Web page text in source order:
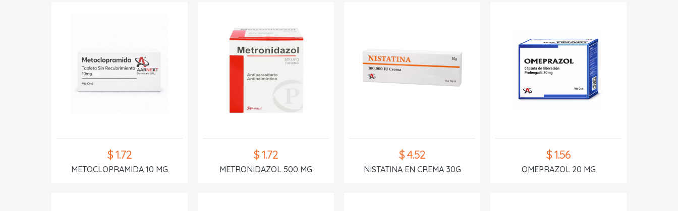
$ 1.72
METOCLOPRAMIDA 10 MG
$ 1.72
METRONIDAZOL 500 MG
$ 4.52
NISTATINA EN CREMA 30G
$ 1.56
OMEPRAZOL 20 MG